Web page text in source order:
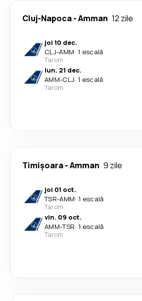
Cluj-Napoca-Amman 12 zile
joi 10 dec.
CLJ-AMM· 1 escală
Tarom
lun. 21 dec.
AMM-CLJ· 1 escală
Tarom
Timișoara-Amman 9 zile
joi 01 oct.
TSR-AMM· 1 escală
Tarom
vin. 09 oct.
AMM-TSR· 1 escală
Tarom